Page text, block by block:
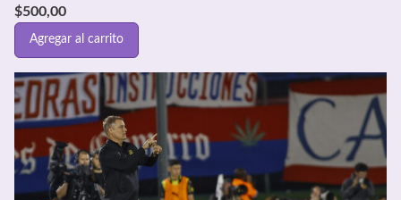
$500,00
Agregar al carrito